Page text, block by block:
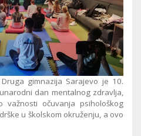
gimnazija Sarajevo je 10.
dan mentalnog zdravlja,
važnosti očuvanja psihološkog
u školskom okruženju, a ovo